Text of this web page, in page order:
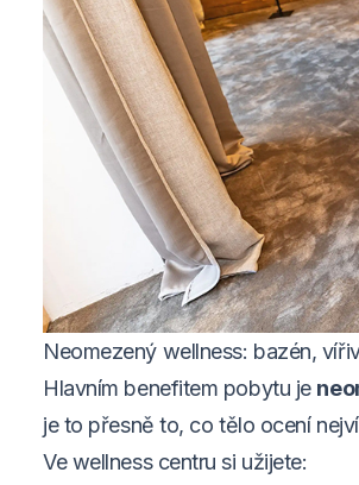
Neomezený wellness: bazén,
Hlavním benefitem pobytu je
je to přesně to, co tělo ocení
Ve wellness centru si užijete: